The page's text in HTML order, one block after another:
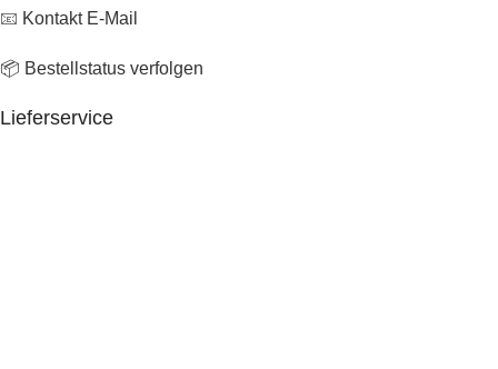
📧 Kontakt E-Mail
📦 Bestellstatus verfolgen
Lieferservice